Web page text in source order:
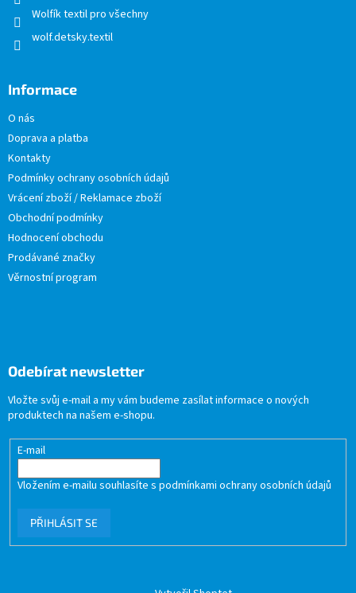
Wolfík textil pro všechny
wolf.detsky.textil
Informace
O nás
Doprava a platba
Kontakty
Podmínky ochrany osobních údajů
Vrácení zboží / Reklamace zboží
Obchodní podmínky
Hodnocení obchodu
Prodávané značky
Věrnostní program
Odebírat newsletter
Vložte svůj e-mail a my vám budeme zasílat informace o nových
produktech na našem e-shopu.
E-mail
Vložením e-mailu souhlasíte s podmínkami ochrany osobních údajů
PŘIHLÁSIT SE